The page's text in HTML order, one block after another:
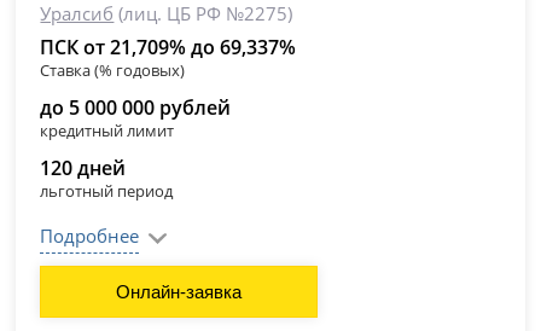
Уралсиб (лиц. ЦБ РФ №2275)
ПСК от 21,709% до 69,337%
Ставка (% годовых)
до 5 000 000 рублей
кредитный лимит
120 дней
льготный период
Подробнее
Онлайн-заявка